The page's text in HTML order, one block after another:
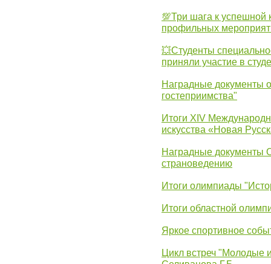
💯Три шага к успешной
профильных
💥Студенты
приняли участие в
Наградные документы
гостеприимства"
Итоги XIV
искусства «Новая
Наградные документы
страноведению
Итоги олимпиады
Итоги областной
Яркое спортивное
Цикл встреч "Молодые